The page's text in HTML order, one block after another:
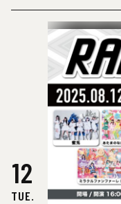
12
TUE.